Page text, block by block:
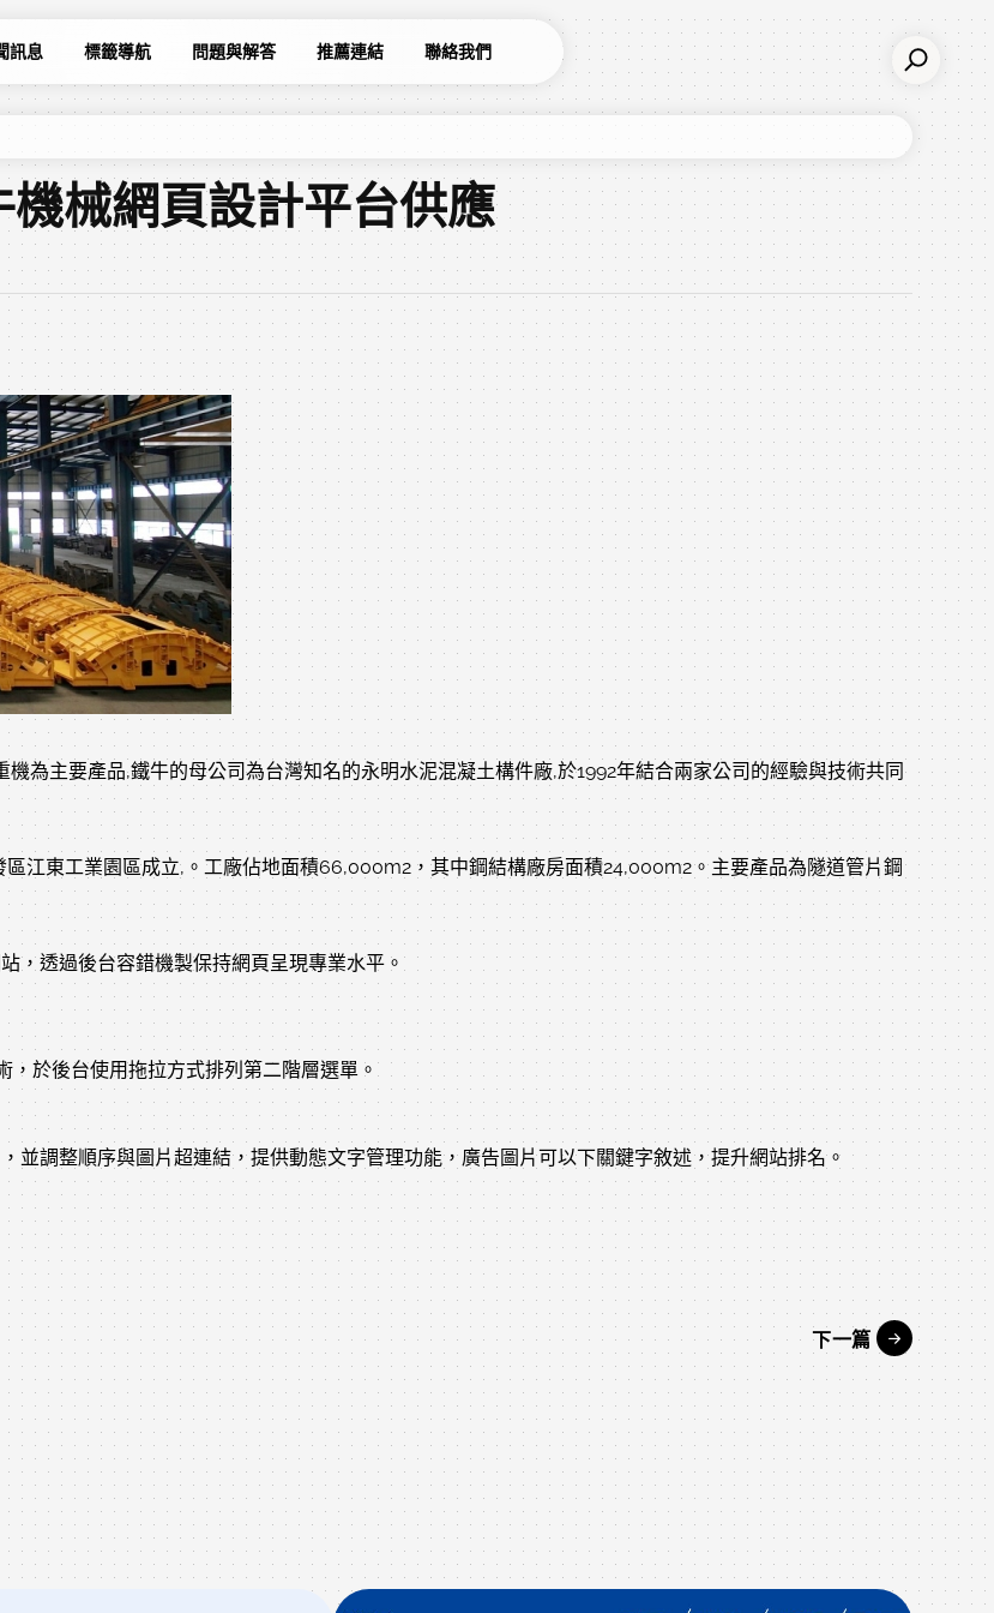
訊息 標籤導航 問題與解答 推薦連結 聯絡我們
械網頁設計平台供應
為主要產品,鐵牛的母公司為台灣知名的永明水泥混凝土構件廠,於1992年結合兩家公司的經驗與技術共同
江東工業園區成立,。工廠佔地面積66,000m2，其中鋼結構廠房面積24,000m2。主要產品為隧道管片鋼
，透過後台容錯機製保持網頁呈現專業水平。
於後台使用拖拉方式排列第二階層選單。
並調整順序與圖片超連結，提供動態文字管理功能，廣告圖片可以下關鍵字敘述，提升網站排名。
下一篇